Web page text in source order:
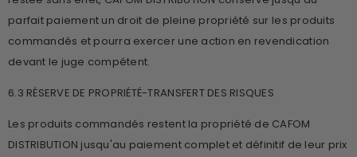
parfait paiement un droit de pleine propriété sur les produits
commandés et pourra exercer une action en revendication
devant le juge compétent.
6.3 RÉSERVE DE PROPRIÉTÉ-TRANSFERT DES RISQUES
Les produits commandés restent la propriété de CAFOM
DISTRIBUTION jusqu'au paiement complet et définitif de leur prix